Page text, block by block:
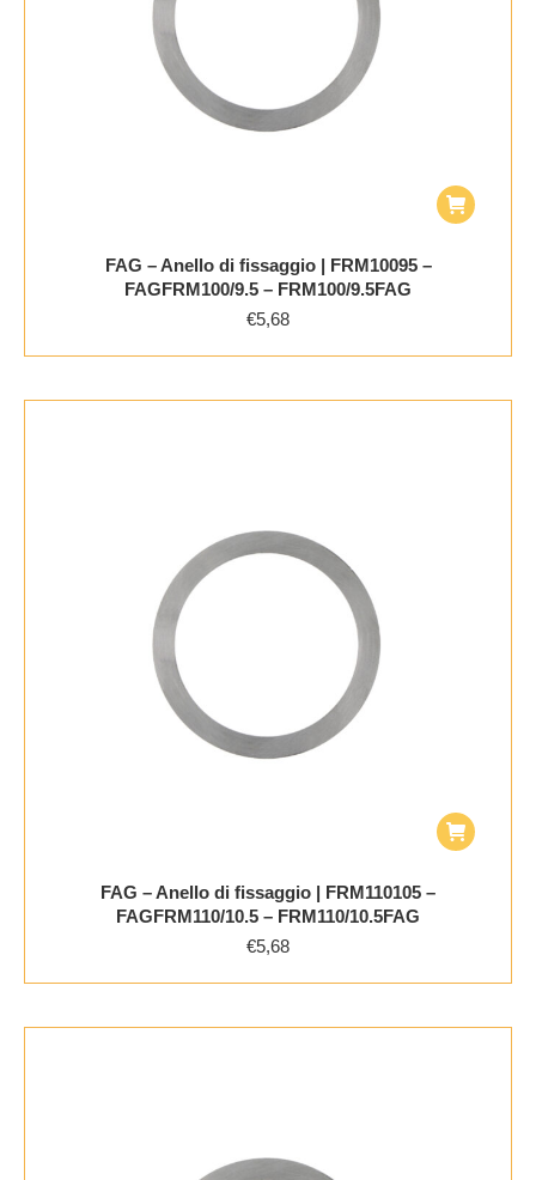
FAG – Anello di fissaggio | FRM10095 –
FAGFRM100/9.5 – FRM100/9.5FAG
€5,68
FAG – Anello di fissaggio | FRM110105 –
FAGFRM110/10.5 – FRM110/10.5FAG
€5,68